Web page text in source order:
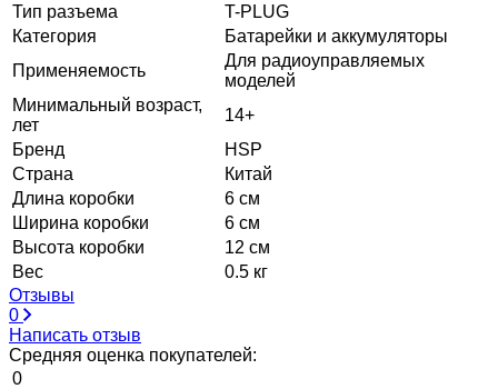
Тип разъема
T-PLUG
Категория
Батарейки и аккумуляторы
Применяемость
Для радиоуправляемых
моделей
Минимальный возраст,
лет
14+
Бренд
HSP
Страна
Китай
Длина коробки
6 см
Ширина коробки
6 см
Высота коробки
12 см
Вес
0.5 кг
Отзывы
0
Написать отзыв
Средняя оценка покупателей:
0